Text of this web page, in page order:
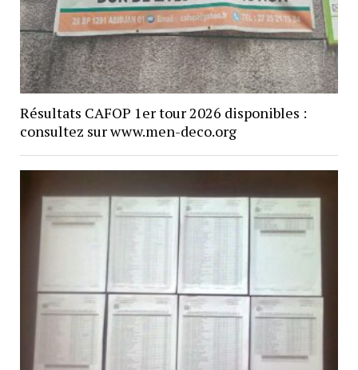
Résultats CAFOP 1er tour 2026 disponibles :
consultez sur www.men-deco.org